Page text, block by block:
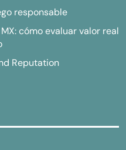
responsable
cómo evaluar valor real
Reputation